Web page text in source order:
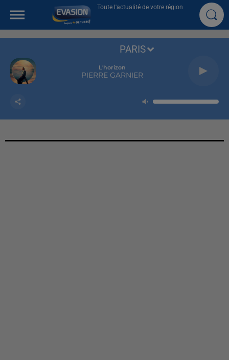
Toute l'actualité de votre région
L'horizon
PIERRE GARNIER
PARIS